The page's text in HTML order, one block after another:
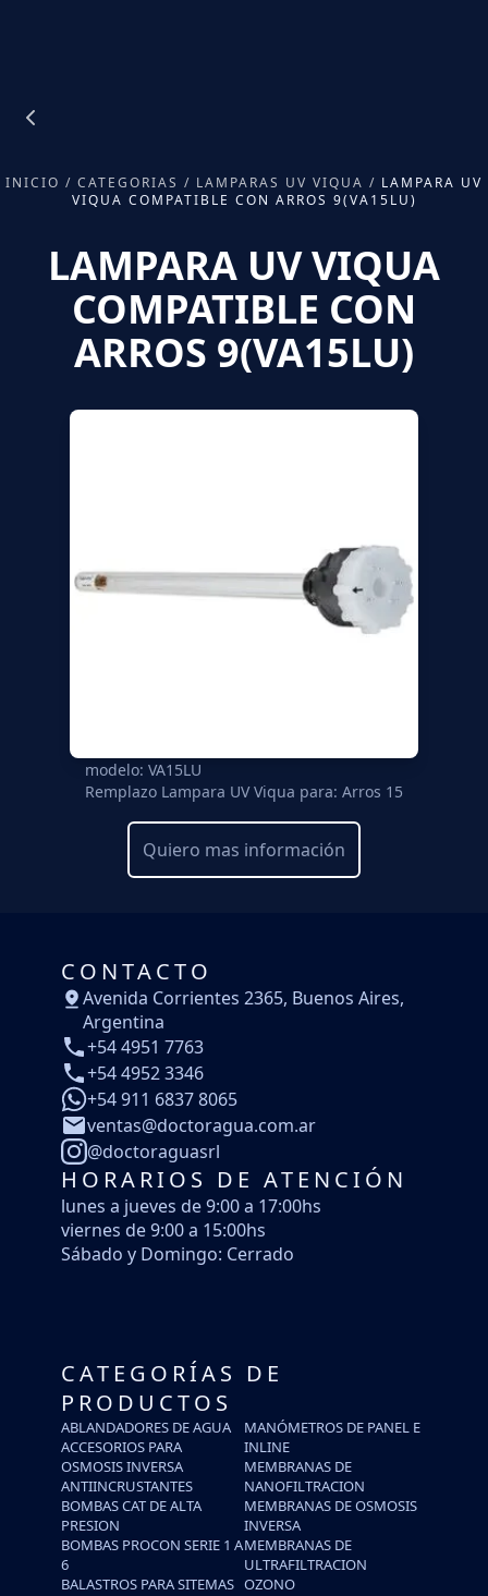
INICIO / CATEGORIAS / LAMPARAS UV VIQUA / LAMPARA UV
VIQUA COMPATIBLE CON ARROS 9(VA15LU)
LAMPARA UV VIQUA
COMPATIBLE CON
ARROS 9(VA15LU)
modelo: VA15LU
Remplazo Lampara UV Viqua para: Arros 15
Quiero mas información
CONTACTO
Avenida Corrientes 2365, Buenos Aires,
Argentina
+54 4951 7763
+54 4952 3346
+54 911 6837 8065
ventas@doctoragua.com.ar
@doctoraguasrl
HORARIOS DE ATENCIÓN
lunes a jueves de 9:00 a 17:00hs
viernes de 9:00 a 15:00hs
Sábado y Domingo: Cerrado
CATEGORÍAS DE
PRODUCTOS
ABLANDADORES DE AGUA
ACCESORIOS PARA
OSMOSIS INVERSA
ANTIINCRUSTANTES
BOMBAS CAT DE ALTA
PRESION
BOMBAS PROCON SERIE 1 A
6
BALASTROS PARA SITEMAS
MANÓMETROS DE PANEL E
INLINE
MEMBRANAS DE
NANOFILTRACION
MEMBRANAS DE OSMOSIS
INVERSA
MEMBRANAS DE
ULTRAFILTRACION
OZONO